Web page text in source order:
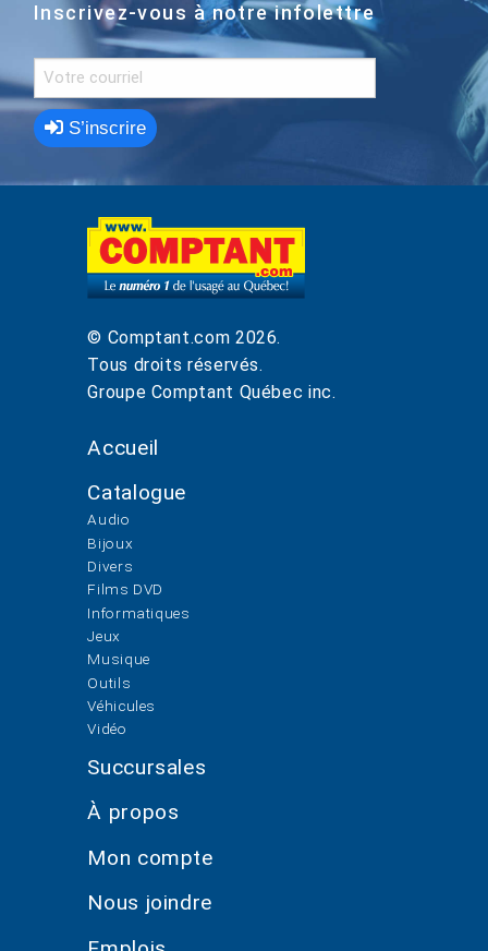
Inscrivez-vous à notre infolettre
S’inscrire
© Comptant.com 2026.
Tous droits réservés.
Groupe Comptant Québec inc.
Accueil
Catalogue
Audio
Bijoux
Divers
Films DVD
Informatiques
Jeux
Musique
Outils
Véhicules
Vidéo
Succursales
À propos
Mon compte
Nous joindre